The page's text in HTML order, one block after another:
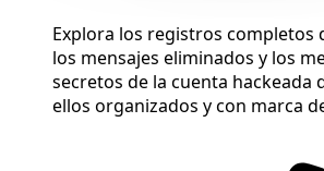
Explora los registros completos
los mensajes eliminados y los
secretos de la cuenta hackeada
ellos organizados y con marca